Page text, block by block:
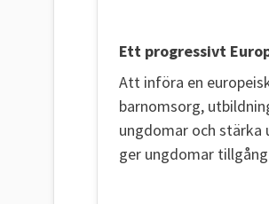
Ett progressivt
Att införa en
barnomsorg,
ungdomar och stärka
ger ungdomar